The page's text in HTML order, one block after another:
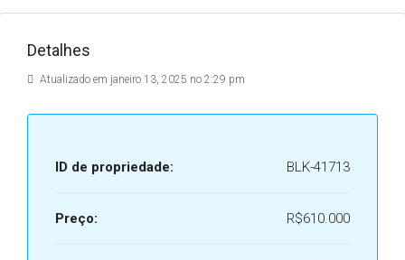
Detalhes
Atualizado em janeiro 13, 2025 no 2:29 pm
ID de propriedade: BLK-41713
Preço: R$610.000